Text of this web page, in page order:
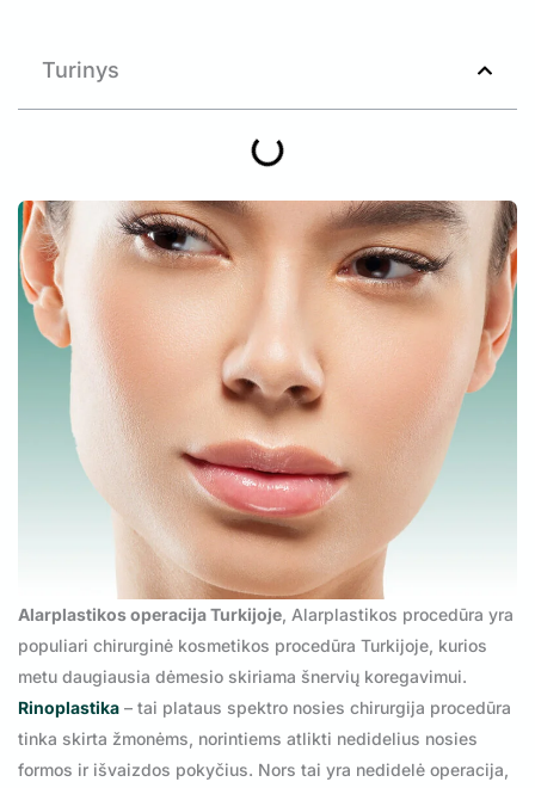
Turinys
Alarplastikos operacija Turkijoje, Alarplastikos procedūra yra
populiari chirurginė kosmetikos procedūra Turkijoje, kurios
metu daugiausia dėmesio skiriama šnervių koregavimui.
Rinoplastika – tai plataus spektro nosies chirurgija procedūra
tinka skirta žmonėms, norintiems atlikti nedidelius nosies
formos ir išvaizdos pokyčius. Nors tai yra nedidelė operacija,